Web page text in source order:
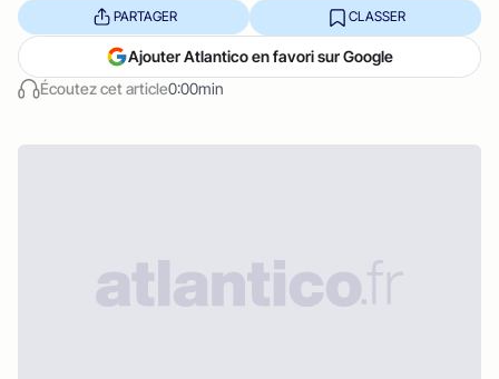
Écoutez cet article0:00min
PARTAGER CLASSER
Ajouter Atlantico en favori sur Google